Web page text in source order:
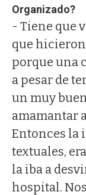
Organizado?
- Tiene que
que hicieron
porque una
a pesar de
un muy
amamantar
Entonces la
textuales,
la iba a
hospital.